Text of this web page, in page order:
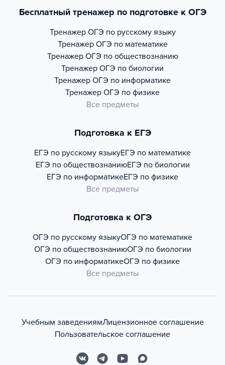
Бесплатный тренажер по подготовке к ОГЭ
Тренажер ОГЭ по русскому языку
Тренажер ОГЭ по математике
Тренажер ОГЭ по обществознанию
Тренажер ОГЭ по биологии
Тренажер ОГЭ по информатике
Тренажер ОГЭ по физике
Все предметы
Подготовка к ЕГЭ
ЕГЭ по русскому языкуЕГЭ по математике
ЕГЭ по обществознаниюЕГЭ по биологии
ЕГЭ по информатикеЕГЭ по физике
Все предметы
Подготовка к ОГЭ
ОГЭ по русскому языкуОГЭ по математике
ОГЭ по обществознаниюОГЭ по биологии
ОГЭ по информатикеОГЭ по физике
Все предметы
Учебным заведениямЛицензионное соглашение
Пользовательское соглашение